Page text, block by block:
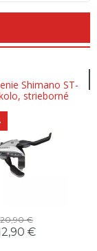
Shimano ST-
strieborné
20,90 €
€